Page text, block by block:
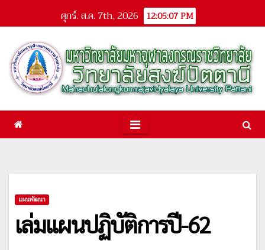
ศุกร์. ส.ค. 7th, 2026 12:05:07 PM
แผนพัฒนา
เล่มแผนปฏิบัติการปี-62